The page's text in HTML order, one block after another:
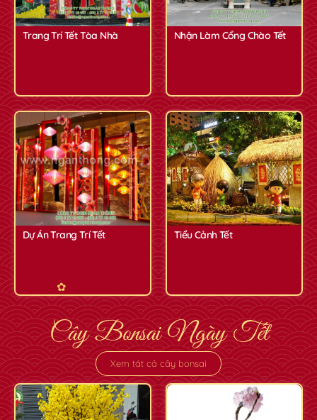
Trang Trí Tết Tòa Nhà Nhận Làm Cổng Chào Tết
Dự Án Trang Trí Tết Tiểu Cảnh Tết
Cây Bonsai Ngày Tết
Xem tát cả cây bonsai
✿ ✿